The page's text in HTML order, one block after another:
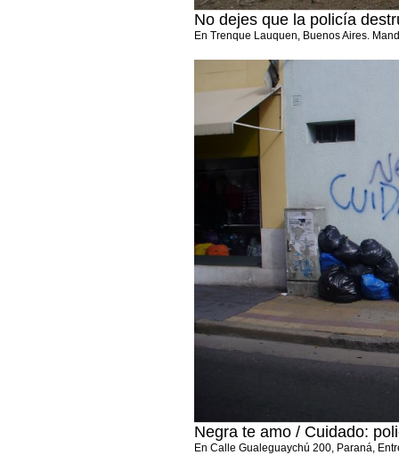
No dejes que la policía
En Trenque Lauquen, Buenos Aires.
Negra te amo / Cuidado:
En Calle Gualeguaychú 200, Paraná,